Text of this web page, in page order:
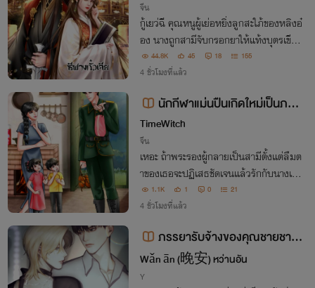
จีน
กู้เยว่ฉี คุณหนูผู้เย่อหยิ่งลูกสะใภ้ของหลิงอ๋
อง นางถูกสามีจับกรอกยาให้แท้งบุตรเขียน
หนังสือหย่าและจับนางไปบวชชี ภายหลังส
กุลกู้ถูกตัดสินประหารชีวิต นางถูกฆ่าตายใน
ง
44.8K 45 18 155
4 ชั่วโมงที่แล้ว
นักกีฬาแม่นปืนเกิดใหม่เป็นภรร
ยาของพระรองในยุค 70
TimeWitch
จีน
เหอะ ถ้าพระรองผู้กลายเป็นสามีตั้งแต่ลืมต
าของเธอจะปฏิเสธชัดเจนแล้วรักกับนางเอก
ก็ไปเถอะ เธอจะทำงานเป็นทหารพลแม่นปื
นเลี้ยงดูน้องต่างมารดาทั้งสองเอง
1.1K 1 0 21
4 ชั่วโมงที่แล้ว
ภรรยารับจ้างของคุณชายชาง
(Omegaverse)
Wǎn ān (晚安) หว่านอัน
Y